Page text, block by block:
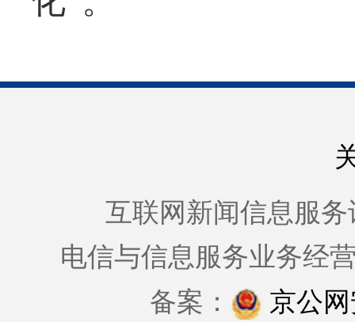
互联网新闻信息服务
电信与信息服务业务经
备案：
京公网